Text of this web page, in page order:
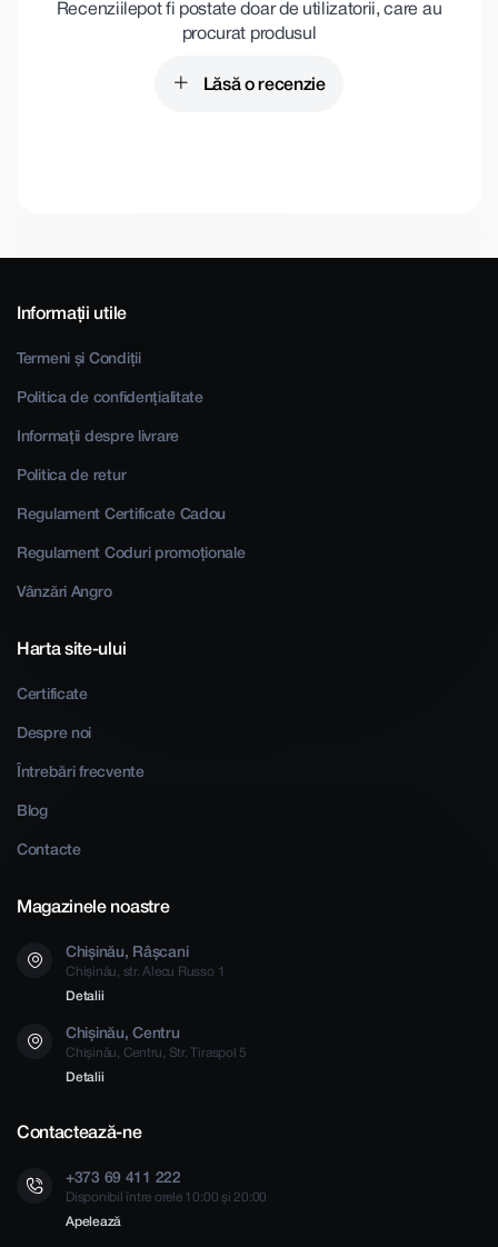
Recenziile pot fi postate doar de utilizatorii, care au
procurat produsul
Lăsă o recenzie
Informații utile
Termeni și Condiții
Politica de confidențialitate
Informații despre livrare
Politica de retur
Regulament Certificate Cadou
Regulament Coduri promoționale
Vânzări Angro
Harta site-ului
Certificate
Despre noi
Întrebări frecvente
Blog
Contacte
Magazinele noastre
Chișinău, Râșcani
Chișinău, str. Alecu Russo 1
Detalii
Chișinău, Centru
Chișinău, Centru, Str. Tiraspol 5
Detalii
Contactează-ne
+373 69 411 222
Disponibil între orele 10:00 și 20:00
Apelează